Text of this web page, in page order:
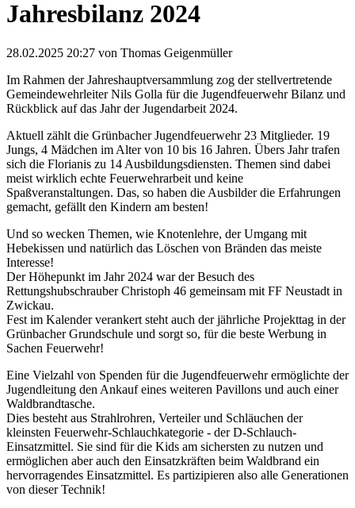
Jahresbilanz 2024
28.02.2025 20:27 von Thomas Geigenmüller
Im Rahmen der Jahreshauptversammlung zog der stellvertretende
Gemeindewehrleiter Nils Golla für die Jugendfeuerwehr Bilanz und
Rückblick auf das Jahr der Jugendarbeit 2024.
Aktuell zählt die Grünbacher Jugendfeuerwehr 23 Mitglieder. 19
Jungs, 4 Mädchen im Alter von 10 bis 16 Jahren. Übers Jahr trafen
sich die Florianis zu 14 Ausbildungsdiensten. Themen sind dabei
meist wirklich echte Feuerwehrarbeit und keine
Spaßveranstaltungen. Das, so haben die Ausbilder die Erfahrungen
gemacht, gefällt den Kindern am besten!
Und so wecken Themen, wie Knotenlehre, der Umgang mit
Hebekissen und natürlich das Löschen von Bränden das meiste
Interesse!
Der Höhepunkt im Jahr 2024 war der Besuch des
Rettungshubschrauber Christoph 46 gemeinsam mit FF Neustadt in
Zwickau.
Fest im Kalender verankert steht auch der jährliche Projekttag in der
Grünbacher Grundschule und sorgt so, für die beste Werbung in
Sachen Feuerwehr!
Eine Vielzahl von Spenden für die Jugendfeuerwehr ermöglichte der
Jugendleitung den Ankauf eines weiteren Pavillons und auch einer
Waldbrandtasche.
Dies besteht aus Strahlrohren, Verteiler und Schläuchen der
kleinsten Feuerwehr-Schlauchkategorie - der D-Schlauch-
Einsatzmittel. Sie sind für die Kids am sichersten zu nutzen und
ermöglichen aber auch den Einsatzkräften beim Waldbrand ein
hervorragendes Einsatzmittel. Es partizipieren also alle Generationen
von dieser Technik!